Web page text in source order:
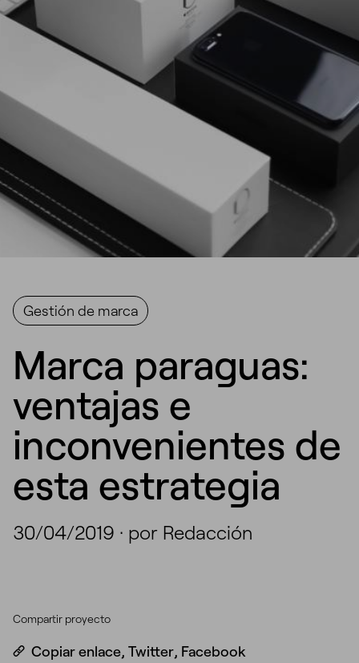
Gestión de marca
Marca paraguas:
ventajas e
inconvenientes de
esta estrategia
30/04/2019 · por Redacción
Compartir proyecto
Copiar enlace, Twitter, Facebook